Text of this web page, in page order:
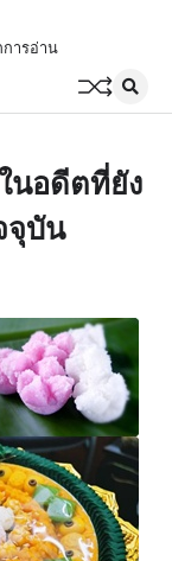
การอ่าน
นอดีตที่ยัง
จุบัน